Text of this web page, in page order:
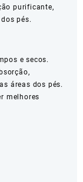
purificante,
pés.
e secos.
áreas dos pés.
melhores